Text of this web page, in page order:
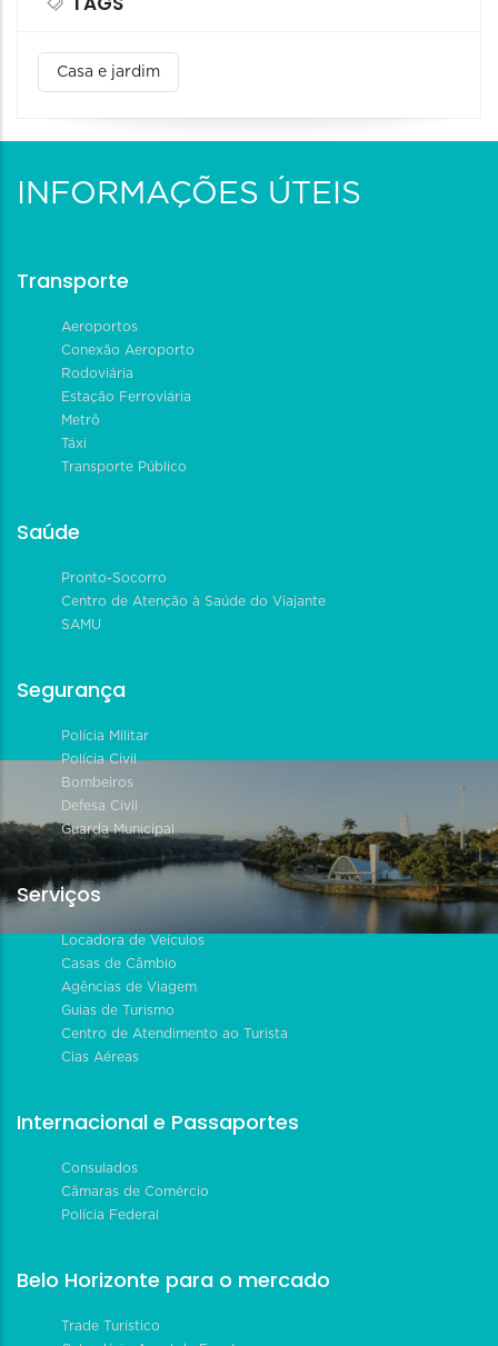
Casa e jardim
INFORMAÇÕES ÚTEIS
Transporte
Aeroportos
Conexão Aeroporto
Rodoviária
Estação Ferroviária
Metrô
Táxi
Transporte Público
Saúde
Pronto-Socorro
Centro de Atenção à Saúde do Viajante
SAMU
Segurança
Polícia Militar
Polícia Civil
Bombeiros
Defesa Civil
Guarda Municipal
Serviços
Locadora de Veículos
Casas de Câmbio
Agências de Viagem
Guias de Turismo
Centro de Atendimento ao Turista
Cias Aéreas
Internacional e Passaportes
Consulados
Câmaras de Comércio
Polícia Federal
Belo Horizonte para o mercado
Trade Turístico